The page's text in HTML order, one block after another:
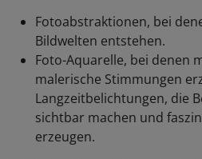
Fotoabstraktionen, bei
Bildwelten entstehen.
Foto-Aquarelle, bei denen
malerische Stimmungen
Langzeitbelichtungen, die
sichtbar machen und
erzeugen.